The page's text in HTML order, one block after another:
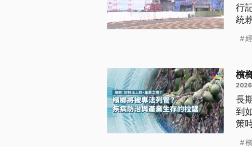
行
統
檳
長
到
策